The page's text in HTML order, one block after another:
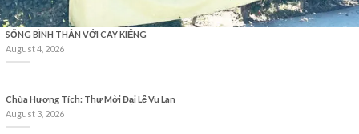
SỐNG BÌNH THẢN VỚI CÂY KIỂNG
August 4, 2026
Chùa Hương Tích: Thư Mời Đại Lễ Vu Lan
August 3, 2026